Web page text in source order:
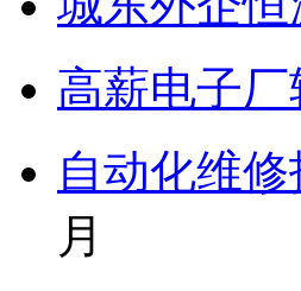
高薪电子
自动化维
月